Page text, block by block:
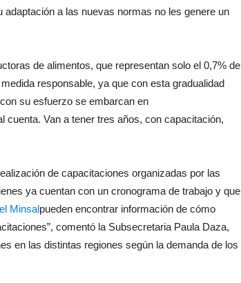
a las nuevas normas no les genere un
de alimentos, que representan solo el 0,7% de
responsable, ya que con esta gradualidad
su esfuerzo se embarcan en
cuenta. Van a tener tres años, con capacitación,
de capacitaciones organizadas por las
ya cuentan con un cronograma de trabajo y que
Minsalpueden encontrar información de cómo
comentó la Subsecretaria Paula Daza,
en las distintas regiones según la demanda de los